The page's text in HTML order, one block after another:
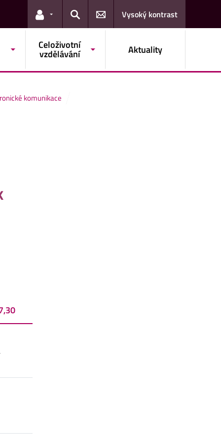
Odkazy pro uživatele
Hledat
Vysoký kontrast
Celoživotní
vzdělávání Aktuality
komunikace